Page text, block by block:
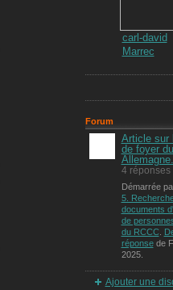
carl-david
Marrec
Forum
Article sur
de foyer
Allemagne.
4 réponses
Démarrée
5.
documents
de
du RCCC.
réponsede
2025.
Ajouter une